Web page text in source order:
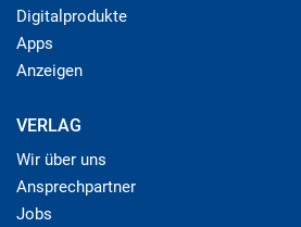
Digitalprodukte
Apps
Anzeigen
VERLAG
Wir über uns
Ansprechpartner
Jobs